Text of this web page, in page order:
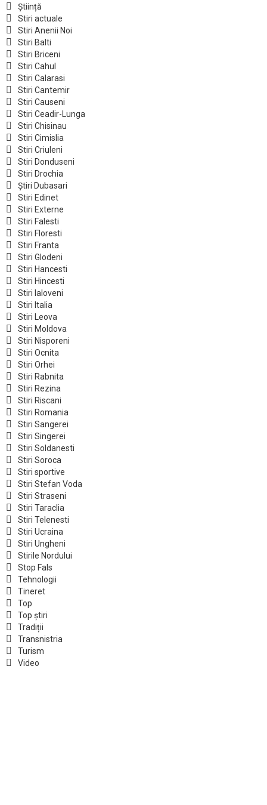
Știință
Stiri actuale
Stiri Anenii Noi
Stiri Balti
Stiri Briceni
Stiri Cahul
Stiri Calarasi
Stiri Cantemir
Stiri Causeni
Stiri Ceadir-Lunga
Stiri Chisinau
Stiri Cimislia
Stiri Criuleni
Stiri Donduseni
Stiri Drochia
Știri Dubasari
Stiri Edinet
Stiri Externe
Stiri Falesti
Stiri Floresti
Stiri Franta
Stiri Glodeni
Stiri Hancesti
Stiri Hincesti
Stiri Ialoveni
Stiri Italia
Stiri Leova
Stiri Moldova
Stiri Nisporeni
Stiri Ocnita
Stiri Orhei
Stiri Rabnita
Stiri Rezina
Stiri Riscani
Stiri Romania
Stiri Sangerei
Stiri Singerei
Stiri Soldanesti
Stiri Soroca
Stiri sportive
Stiri Stefan Voda
Stiri Straseni
Stiri Taraclia
Stiri Telenesti
Stiri Ucraina
Stiri Ungheni
Stirile Nordului
Stop Fals
Tehnologii
Tineret
Top
Top știri
Tradiții
Transnistria
Turism
Video